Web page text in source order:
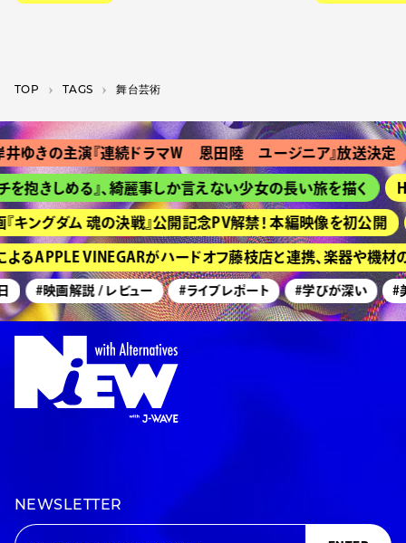
TOP T­A­G­S 舞台芸術
ゆきの主演『連続ドラマＷ 恩田陸 ユージニア』放送決定
抱きしめる』、綺麗事しか言えない少女の長い旅を描く
ングダム 魂の決戦』公開記念PV解禁！ 本編映像を初公開
るAPPLE VINEGARがハードオフ藤枝店と連携、楽器や機材
#映画解説 / レビュー #ライブレポート #学びが深い #
NEWSLETTER